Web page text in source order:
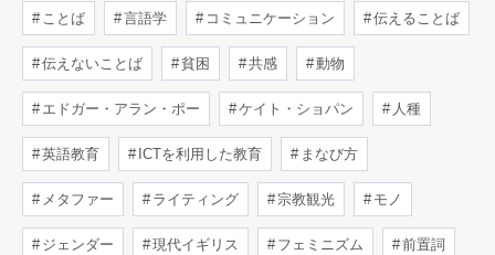
ことば 言語学 コミュニケーション 伝えることば
伝えないことば 貧困 共感 動物
エドガー・アラン・ポー ケイト・ショパン 人種
英語教育 ICTを利用した教育 まなび方
メタファー ライティング 宗教観光 モノ
ジェンダー 現代イギリス フェミニズム 前置詞